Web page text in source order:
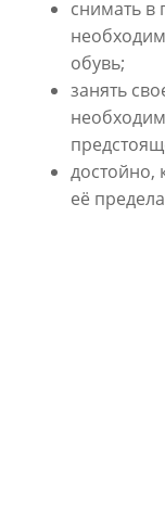
снимать в
обувь;
занять
достойно,
её